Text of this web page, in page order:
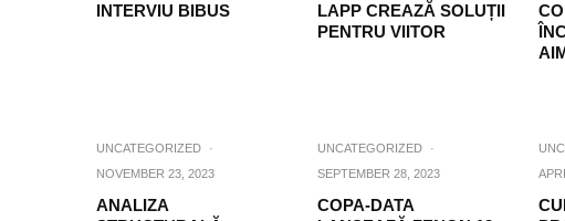
INTERVIU BIBUS
LAPP CREAZĂ SOLUȚII
PENTRU VIITOR
UNCATEGORIZED
·
NOVEMBER 23, 2023
ANALIZA
UNCATEGORIZED
·
SEPTEMBER 28, 2023
COPA-DATA